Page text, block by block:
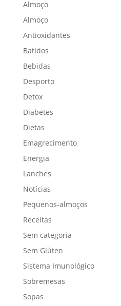
Almoço
Almoço
Antioxidantes
Batidos
Bebidas
Desporto
Detox
Diabetes
Dietas
Emagrecimento
Energia
Lanches
Notícias
Pequenos-almoços
Receitas
Sem categoria
Sem Glúten
Sistema Imunológico
Sobremesas
Sopas